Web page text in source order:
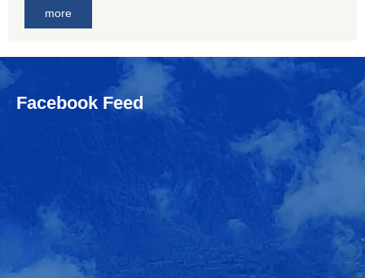
more
Facebook Feed